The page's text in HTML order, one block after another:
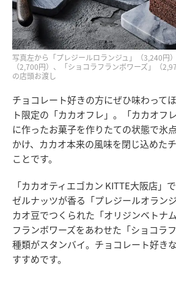
写真左から「プレジールロランジュ」（3,240円
（2,700円）、「ショコラフランボワーズ」（
の店頭お渡し
チョコレート好きの方にぜひ味わって
ト限定の「カカオフレ」。「カカオフ
に作ったお菓子を作りたての状態で氷
かけ、カカオ本来の風味を閉じ込めた
ことです。
「カカオティエゴカン KITTE大阪店」
ゼルナッツが香る「プレジールオラン
カオ豆でつくられた「オリジンベトナ
フランボワーズをあわせた「ショコラ
種類がスタンバイ。チョコレート好き
すすめです。